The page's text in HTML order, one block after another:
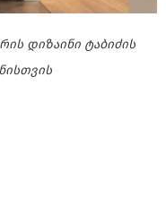
დიზაინი ტაბიძის